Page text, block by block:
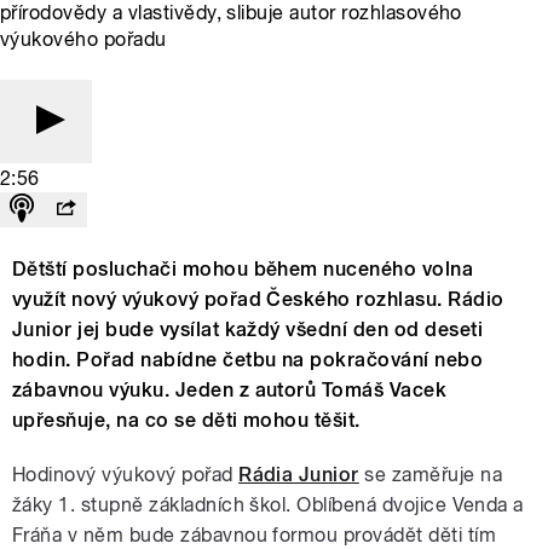
přírodovědy a vlastivědy, slibuje autor rozhlasového
výukového pořadu
2:56
Dětští posluchači mohou během nuceného volna
využít nový výukový pořad Českého rozhlasu. Rádio
Junior jej bude vysílat každý všední den od deseti
hodin. Pořad nabídne četbu na pokračování nebo
zábavnou výuku. Jeden z autorů Tomáš Vacek
upřesňuje, na co se děti mohou těšit.
Hodinový výukový pořad Rádia Junior se zaměřuje na
žáky 1. stupně základních škol. Oblíbená dvojice Venda a
Fráňa v něm bude zábavnou formou provádět děti tím